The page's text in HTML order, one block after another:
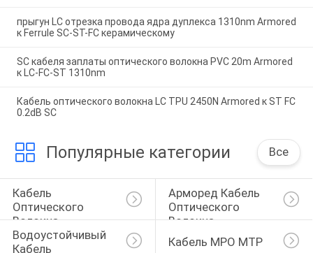
прыгун LC отрезка провода ядра дуплекса 1310nm Armored
к Ferrule SC-ST-FC керамическому
SC кабеля заплаты оптического волокна PVC 20m Armored
к LC-FC-ST 1310nm
Кабель оптического волокна LC TPU 2450N Armored к ST FC
0.2dB SC
Популярные категории Все
Кабель
Оптического
Волокна
Арморед Кабель
Оптического
Волокна
Водоустойчивый
Кабель
Кабель MPO MTP